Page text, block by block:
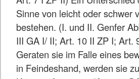
Sinne von leicht oder schwer
bestehen. (I. und II. Genfer
III GA I/ II; Art. 10 II ZP I; Art.
Geraten sie im Falle eines
in Feindeshand, werden sie zu